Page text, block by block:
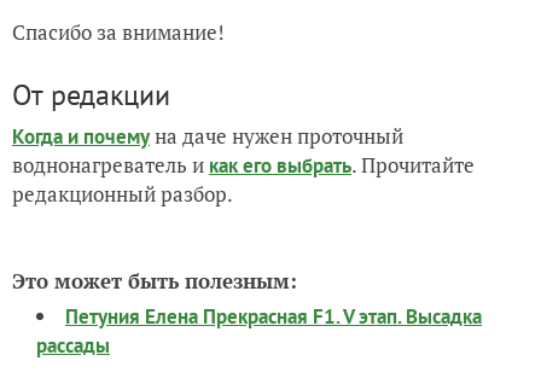
Спасибо за внимание!
От редакции
Когда и почемуна даче нужен проточный
воднонагреватель и как его выбрать. Прочитайте
редакционный разбор.
Это может быть полезным:
Петуния Елена Прекрасная F1. V этап. Высадка
рассады